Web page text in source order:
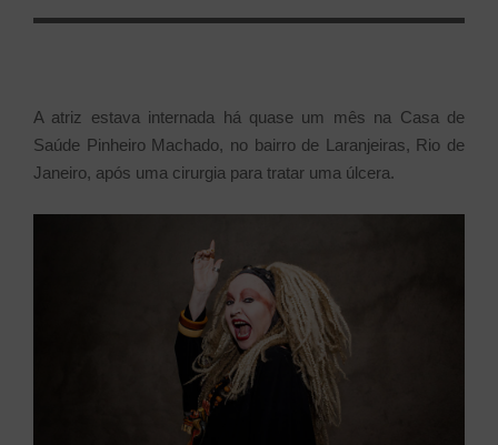
A atriz estava internada há quase um mês na Casa de
Saúde Pinheiro Machado, no bairro de Laranjeiras, Rio de
Janeiro, após uma cirurgia para tratar uma úlcera.